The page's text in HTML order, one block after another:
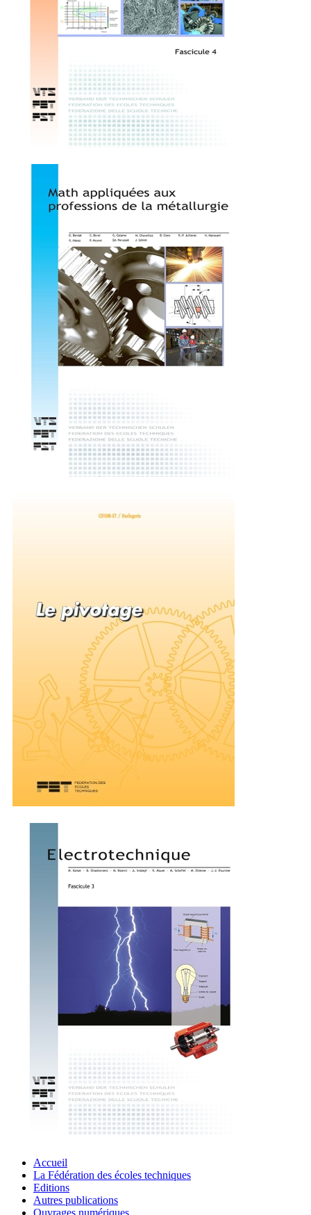
Accueil
La Fédération des écoles techniques
Editions
Autres publications
Ouvrages numériques